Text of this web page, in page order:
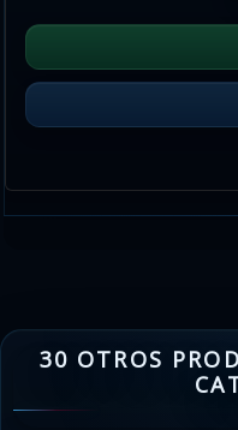
30 OTROS